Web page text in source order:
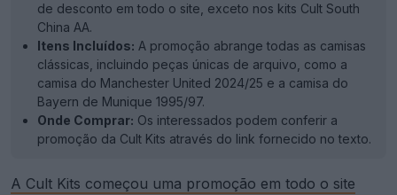
de desconto em todo o site, exceto nos kits Cult South
China AA.
Itens Incluídos: A promoção abrange todas as camisas
clássicas, incluindo peças únicas de arquivo, como a
camisa do Manchester United 2024/25 e a camisa do
Bayern de Munique 1995/97.
Onde Comprar: Os interessados podem conferir a
promoção da Cult Kits através do link fornecido no texto.
A Cult Kits começou uma promoção em todo o site